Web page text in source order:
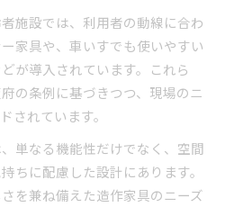
施設では、利用者の動線に合わ
家具や、車いすでも使いやすい
が導入されています。これら
の条例に基づきつつ、現場のニ
されています。
単なる機能性だけでなく、空間
ちに配慮した設計にあります。
を兼ね備えた造作家具のニーズ